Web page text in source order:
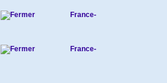
France-
France-